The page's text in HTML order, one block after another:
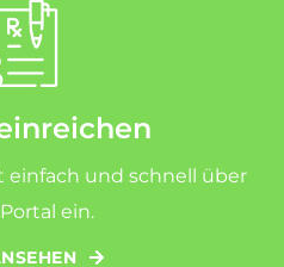
einfach und schnell über
ein.